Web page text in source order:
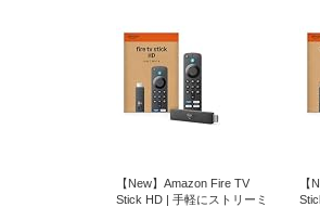
【New】Amazon Fire TV
Stick HD | 手軽にストリーミ
【